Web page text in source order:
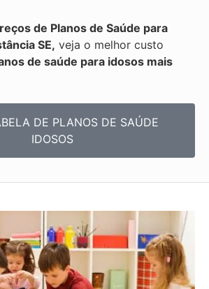
de Planos de Saúde para
SE, veja o melhor custo
de saúde para idosos mais
DE PLANOS DE SAÚDE
IDOSOS